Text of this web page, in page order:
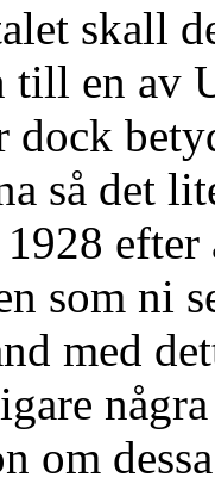
skall
en av
dock
så det
som ni
med
om